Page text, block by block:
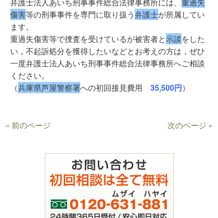
傷害等の刑事事件を専門に取り扱う弁護士が所属してい
ます。
重過失傷害等で捜査を受けているが被害者と示談をした
い，不起訴処分を獲得したいなどとお考えの方は，ぜひ
一度弁護士法人あいち刑事事件総合法律事務所へご相談
ください。
（兵庫県芦屋警察署への初回接見費用35,500円）
« 前のページ 次のページ »